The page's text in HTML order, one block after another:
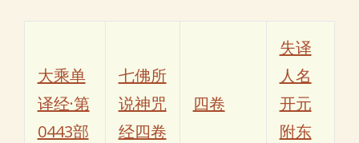
大乘单
译经·第
0443部
七佛所
说神咒
经四卷
四卷
失译
人名
开元
附东